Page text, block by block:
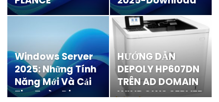
WINDOWS SERVER
SERVER…
WS2025
Windows Server
2025: Những Tính
Năng Mới Và Cải
Tiến Toàn Diện
HƯỚNG DẪN
DEPOLY HP607DN
TRÊN AD DOMAIN
WINDOWS SERVER